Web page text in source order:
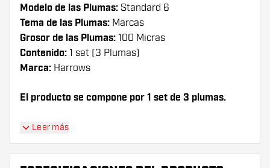
Modelo de las Plumas: Standard 6
Tema de las Plumas: Marcas
Grosor de las Plumas: 100 Micras
Contenido: 1 set (3 Plumas)
Marca: Harrows
El producto se compone por 1 set de 3 plumas.
¡Consejo de Dartshopper!
Asegúrate de tener suficientes plumas y cañas.
Leer más